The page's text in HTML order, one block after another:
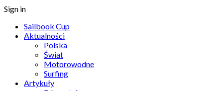
Sign in
Sailbook Cup
Aktualności
Polska
Świat
Motorowodne
Surfing
Artykuły